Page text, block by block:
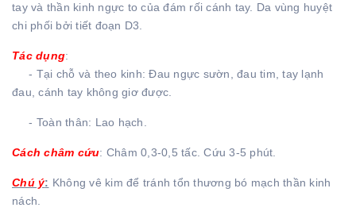
tay và thần kinh ngực to của đám rối cánh tay. Da vùng huyệt
chi phối bởi tiết đoạn D3.
Tác dụng:
- Tại chỗ và theo kinh: Đau ngực sườn, đau tim, tay lạnh
đau, cánh tay không giơ được.
- Toàn thân: Lao hạch.
Cách châm cứu: Châm 0,3-0,5 tấc. Cứu 3-5 phút.
Chú ý: Không vê kim để tránh tổn thương bó mạch thần kinh
nách.